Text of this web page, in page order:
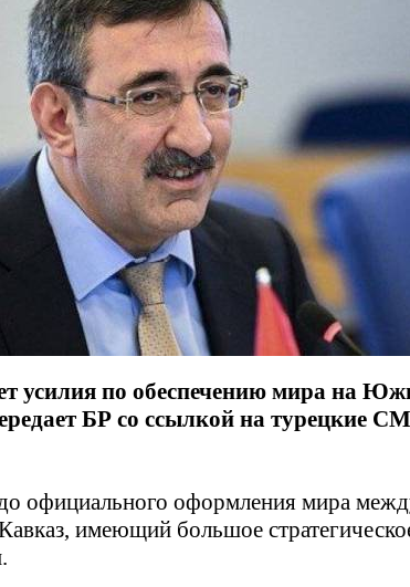
усилия по обеспечению мира на
БР со ссылкой на турецкие
официального оформления мира
имеющий большое